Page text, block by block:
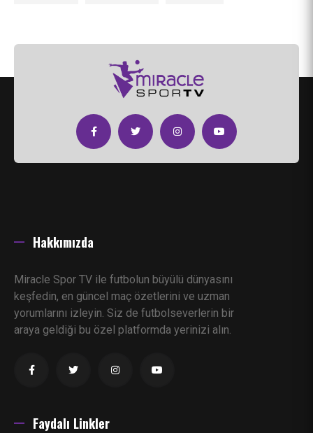
Hakkımızda
Miracle Spor TV ile futbolun büyülü dünyasını
keşfedin, en güncel maç özetlerini ve uzman
yorumlarını izleyin. Siz de futbolseverlerin bir
araya geldiği bu özel platformda yerinizi alın.
Faydalı Linkler